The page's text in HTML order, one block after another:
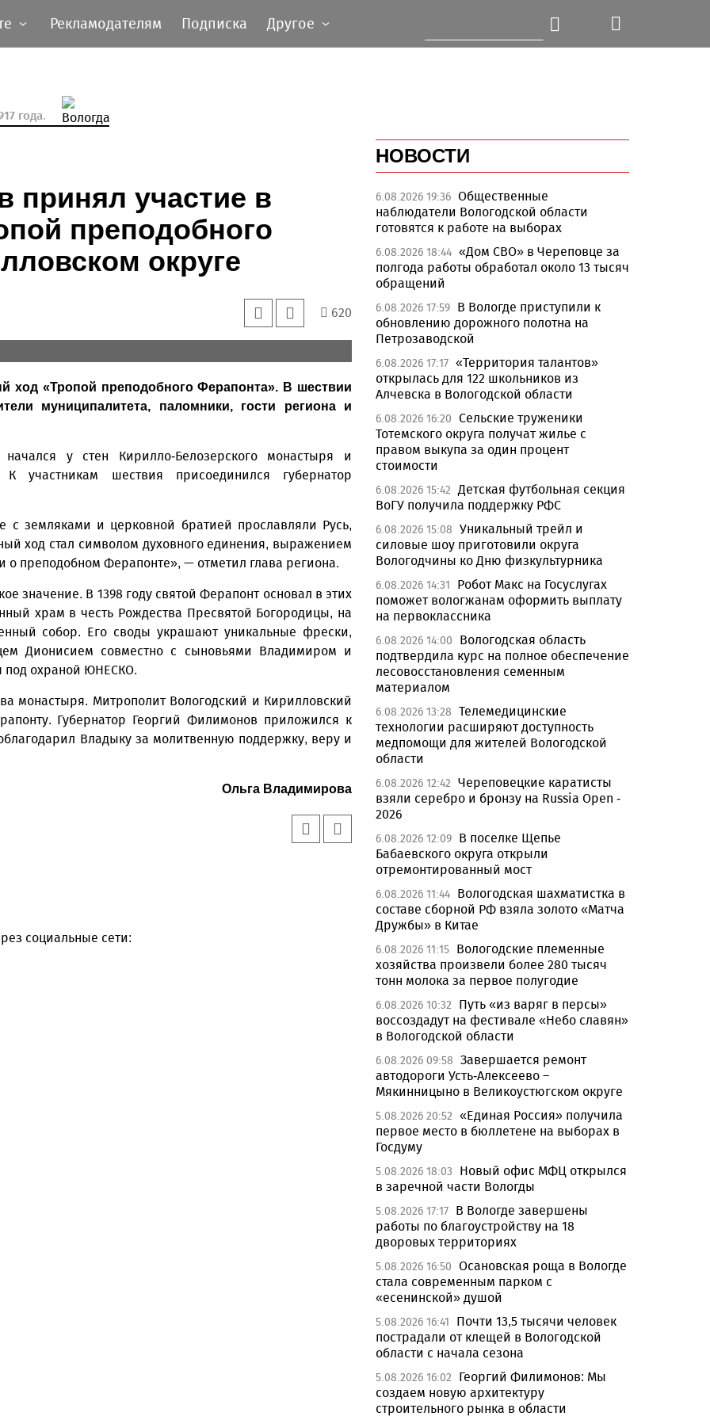
Рекламодателям Подписка Другое
года.
принял участие в
преподобного
округе
620
«Тропой преподобного Ферапонта». В шествии
муниципалитета, паломники, гости региона и
у стен Кирилло-Белозерского монастыря и
участникам шествия присоединился губернатор
земляками и церковной братией прославляли Русь,
ход стал символом духовного единения, выражением
о преподобном Ферапонте», — отметил глава региона.
значение. В 1398 году святой Ферапонт основал в этих
храм в честь Рождества Пресвятой Богородицы, на
собор. Его своды украшают уникальные фрески,
Дионисием совместно с сыновьями Владимиром и
под охраной ЮНЕСКО.
монастыря. Митрополит Вологодский и Кирилловский
Губернатор Георгий Филимонов приложился к
Владыку за молитвенную поддержку, веру и
Ольга Владимирова
социальные сети:
НОВОСТИ
6.08.2026 19:36 Общественные
наблюдатели Вологодской области
готовятся к работе на выборах
6.08.2026 18:44 «Дом СВО» в Череповце за
полгода работы обработал около 13 тысяч
обращений
6.08.2026 17:59 В Вологде приступили к
обновлению дорожного полотна на
Петрозаводской
6.08.2026 17:17 «Территория талантов»
открылась для 122 школьников из
Алчевска в Вологодской области
6.08.2026 16:20 Сельские труженики
Тотемского округа получат жилье с
правом выкупа за один процент
стоимости
6.08.2026 15:42 Детская футбольная секция
ВоГУ получила поддержку РФС
6.08.2026 15:08 Уникальный трейл и
силовые шоу приготовили округа
Вологодчины ко Дню физкультурника
6.08.2026 14:31
Робот Макс на Госуслугах
поможет вологжанам оформить выплату
на первоклассника
6.08.2026 14:00
Вологодская область
подтвердила курс на полное обеспечение
лесовосстановления семенным
материалом
6.08.2026 13:28 Телемедицинские
технологии расширяют доступность
медпомощи для жителей Вологодской
области
6.08.2026 12:42 Череповецкие каратисты
взяли серебро и бронзу на Russia Open -
2026
6.08.2026 12:09 В поселке Щепье
Бабаевского округа открыли
отремонтированный мост
6.08.2026 11:44 Вологодская шахматистка в
составе сборной РФ взяла золото «Матча
Дружбы» в Китае
6.08.2026 11:15 Вологодские племенные
хозяйства произвели более 280 тысяч
тонн молока за первое полугодие
6.08.2026 10:32
Путь «из варяг в персы»
воссоздадут на фестивале «Небо славян»
в Вологодской области
6.08.2026 09:58 Завершается ремонт
автодороги Усть-Алексеево –
Мякинницыно в Великоустюгском округе
5.08.2026 20:52 «Единая Россия» получила
первое место в бюллетене на выборах в
Госдуму
5.08.2026 18:03
Новый офис МФЦ открылся
в заречной части Вологды
5.08.2026 17:17 В Вологде завершены
работы по благоустройству на 18
дворовых территориях
5.08.2026 16:50 Осановская роща в Вологде
стала современным парком с
«есенинской» душой
5.08.2026 16:41
Почти 13,5 тысячи человек
пострадали от клещей в Вологодской
области с начала сезона
5.08.2026 16:02
Георгий Филимонов: Мы
создаем новую архитектуру
строительного рынка в области